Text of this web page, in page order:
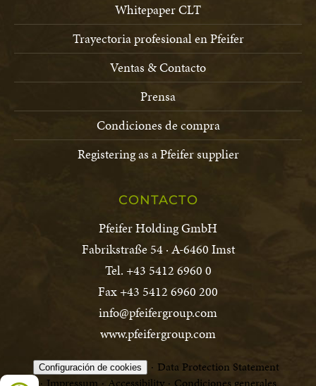
Whitepaper CLT
Trayectoria profesional en Pfeifer
Ventas & Contacto
Prensa
Condiciones de compra
Registering as a Pfeifer supplier
CONTACTO
Pfeifer Holding GmbH
Fabrikstraße 54 · A-6460 Imst
Tel. +43 5412 6960 0
Fax +43 5412 6960 200
info@pfeifergroup.com
www.pfeifergroup.com
Configuración de cookies
Data Protection Statement